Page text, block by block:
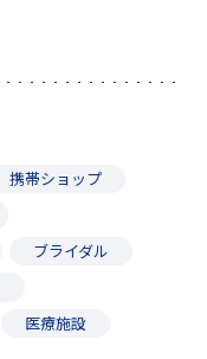
携帯ショップ
ブライダル
医療施設